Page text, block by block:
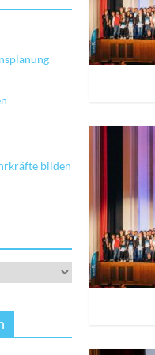
bilden